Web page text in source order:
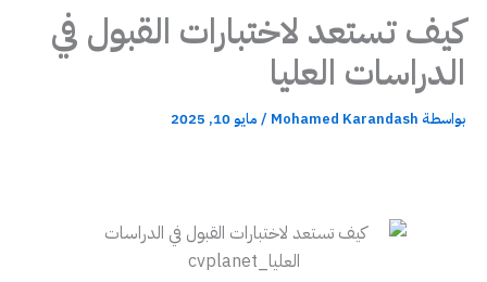
كيف تستعد لاختبارات القبول في
الدراسات العليا
بواسطة Mohamed Karandash
/ مايو 10, 2025